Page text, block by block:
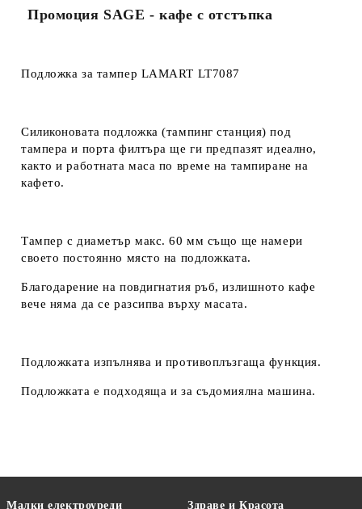
Промоция SAGE - кафе с отстъпка
Подложка за тампер LAMART LT7087
Силиконовата подложка (тампинг станция) под
тампера и порта филтъра ще ги предпазят идеално,
както и работната маса по време на тампиране на
кафето.
Тампер с диаметър макс. 60 мм също ще намери
своето постоянно място на подложката.
Благодарение на повдигнатия ръб, излишното кафе
вече няма да се разсипва върху масата.
Подложката изпълнява и противоплъзгаща функция.
Подложката е подходяща и за съдомиялна машина.
Малки електроуреди Здраве и Красота